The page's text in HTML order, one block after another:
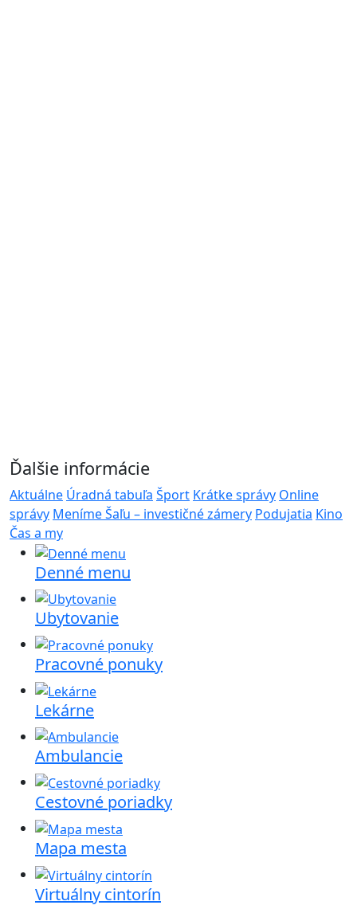
Ďalšie informácie
Aktuálne Úradná tabuľa Šport Krátke správy Online
správy Meníme Šaľu – investičné zámery Podujatia Kino
Čas a my
Denné menu
Ubytovanie
Pracovné ponuky
Lekárne
Ambulancie
Cestovné poriadky
Mapa mesta
Virtuálny cintorín